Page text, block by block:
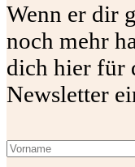
Wenn er dir
noch mehr
dich hier für
Newsletter